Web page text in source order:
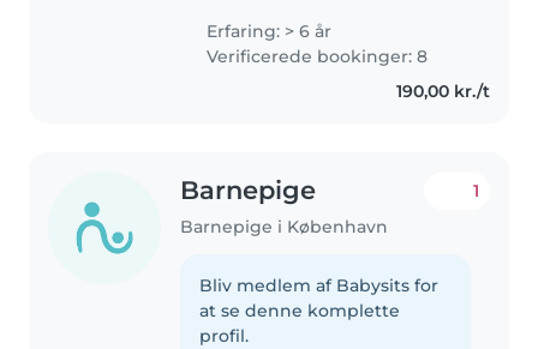
Erfaring: > 6 år
Verificerede bookinger: 8
190,00 kr./t
Barnepige
Barnepige i København
1
Bliv medlem af Babysits for
at se denne komplette
profil.